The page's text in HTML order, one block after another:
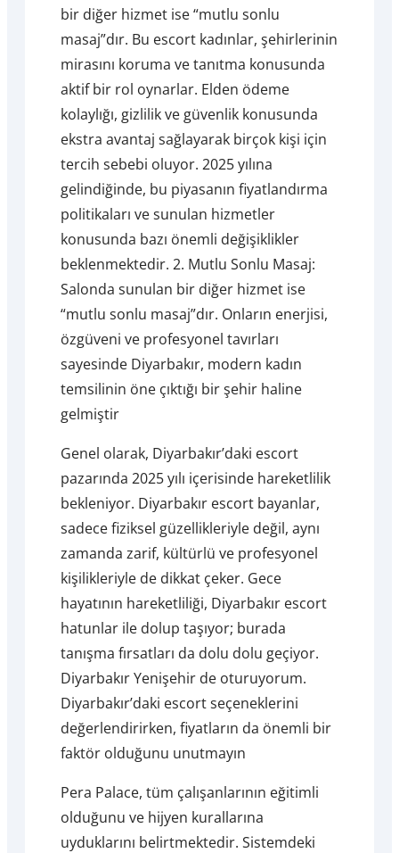
bir diğer hizmet ise “mutlu sonlu
masaj”dır. Bu escort kadınlar, şehirlerinin
mirasını koruma ve tanıtma konusunda
aktif bir rol oynarlar. Elden ödeme
kolaylığı, gizlilik ve güvenlik konusunda
ekstra avantaj sağlayarak birçok kişi için
tercih sebebi oluyor. 2025 yılına
gelindiğinde, bu piyasanın fiyatlandırma
politikaları ve sunulan hizmetler
konusunda bazı önemli değişiklikler
beklenmektedir. 2. Mutlu Sonlu Masaj:
Salonda sunulan bir diğer hizmet ise
“mutlu sonlu masaj”dır. Onların enerjisi,
özgüveni ve profesyonel tavırları
sayesinde Diyarbakır, modern kadın
temsilinin öne çıktığı bir şehir haline
gelmiştir
Genel olarak, Diyarbakır’daki escort
pazarında 2025 yılı içerisinde hareketlilik
bekleniyor. Diyarbakır escort bayanlar,
sadece fiziksel güzellikleriyle değil, aynı
zamanda zarif, kültürlü ve profesyonel
kişilikleriyle de dikkat çeker. Gece
hayatının hareketliliği, Diyarbakır escort
hatunlar ile dolup taşıyor; burada
tanışma fırsatları da dolu dolu geçiyor.
Diyarbakır Yenişehir de oturuyorum.
Diyarbakır’daki escort seçeneklerini
değerlendirirken, fiyatların da önemli bir
faktör olduğunu unutmayın
Pera Palace, tüm çalışanlarının eğitimli
olduğunu ve hijyen kurallarına
uyduklarını belirtmektedir. Sistemdeki